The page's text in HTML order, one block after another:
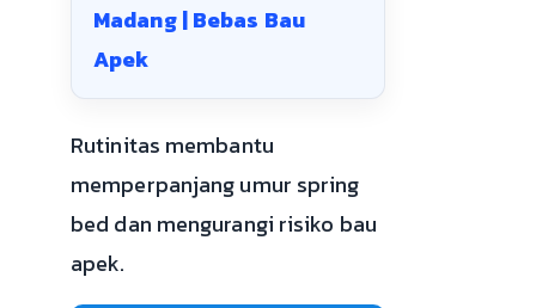
Madang | Bebas Bau
Apek
Rutinitas membantu
memperpanjang umur spring
bed dan mengurangi risiko bau
apek.